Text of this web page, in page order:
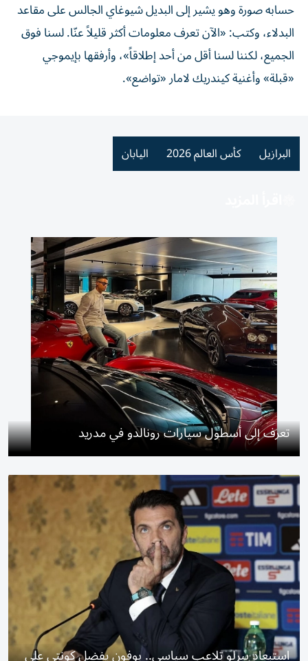
حسابه صورة وهو يشير إلى البديل شيوغاي الجالس على مقاعد
البدلاء، وكتب: «الآن تعرف معلومات أكثر قليلاً عنّا. لسنا فوق
الجميع، لكننا لسنا أقل من أحد إطلاقاً»، وأرفقها بإيموجي
«قبلة» وأغنية كيندريك لامار «تواضع».
البرازيل كأس العالم 2026 اليابان
تعرف إلى أسطول سيارات رونالدو في مدريد
استبعاد بيرلو تلاعب سياسي.. بوفون يفضل كونتي على